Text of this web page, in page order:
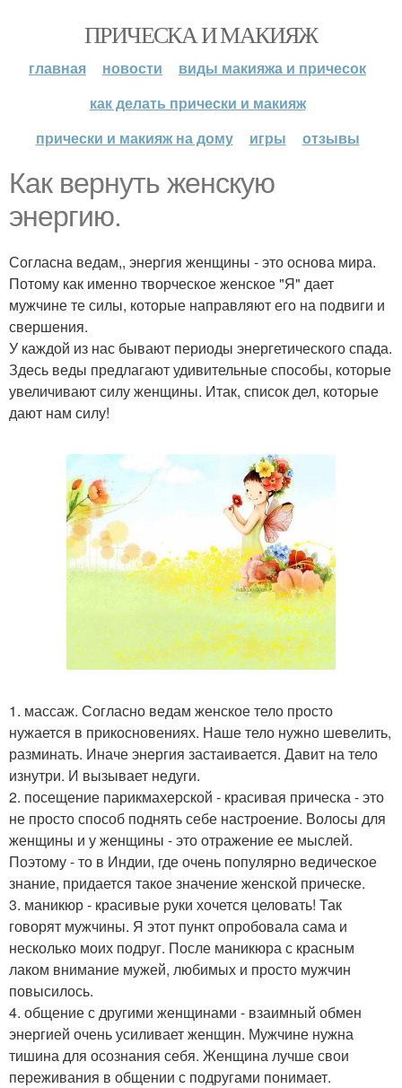
ПРИЧЕСКА И МАКИЯЖ
главная новости
виды макияжа и причесок
как делать прически и макияж
прически и макияж на дому
игры отзывы
Как вернуть женскую
энергию.
Согласна ведам,, энергия женщины - это основа мира.
Потому как именно творческое женское "Я" дает
мужчине те силы, которые направляют его на подвиги и
свершения.
У каждой из нас бывают периоды энергетического спада.
Здесь веды предлагают удивительные способы, которые
увеличивают силу женщины. Итак, список дел, которые
дают нам силу!
1. массаж. Согласно ведам женское тело просто
нужается в прикосновениях. Наше тело нужно шевелить,
разминать. Иначе энергия застаивается. Давит на тело
изнутри. И вызывает недуги.
2. посещение парикмахерской - красивая прическа - это
не просто способ поднять себе настроение. Волосы для
женщины и у женщины - это отражение ее мыслей.
Поэтому - то в Индии, где очень популярно ведическое
знание, придается такое значение женской прическе.
3. маникюр - красивые руки хочется целовать! Так
говорят мужчины. Я этот пункт опробовала сама и
несколько моих подруг. После маникюра с красным
лаком внимание мужей, любимых и просто мужчин
повысилось.
4. общение с другими женщинами - взаимный обмен
энергией очень усиливает женщин. Мужчине нужна
тишина для осознания себя. Женщина лучше свои
переживания в общении с подругами понимает.